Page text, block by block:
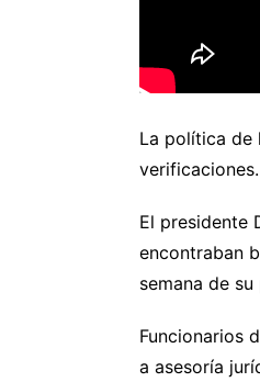
La política de
verificaciones.
El presidente
encontraban
semana de
Funcionarios
a asesoría